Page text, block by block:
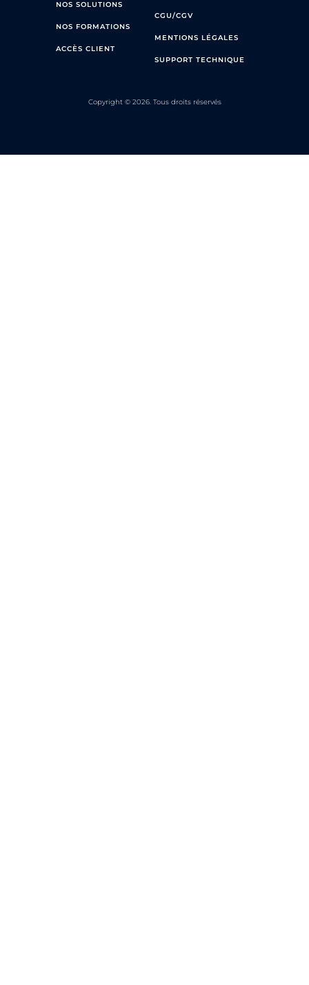
NOS SOLUTIONS
NOS FORMATIONS
ACCÈS CLIENT
CGU/CGV
MENTIONS LÉGALES
SUPPORT TECHNIQUE
Copyright © 2026. Tous droits réservés